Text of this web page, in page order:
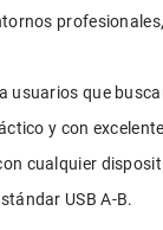
usuarios que
y con
cualquier
USB A-B.